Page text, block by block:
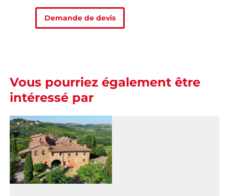
Demande de devis
Vous pourriez également être
intéressé par